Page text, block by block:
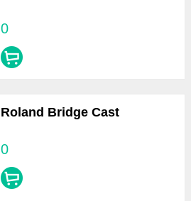
0
Roland Bridge Cast
0